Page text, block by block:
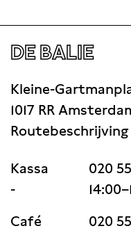
DE BALIE
Kleine-
1017 RR
Routebeschrijving
Kassa
020
-
Café
020